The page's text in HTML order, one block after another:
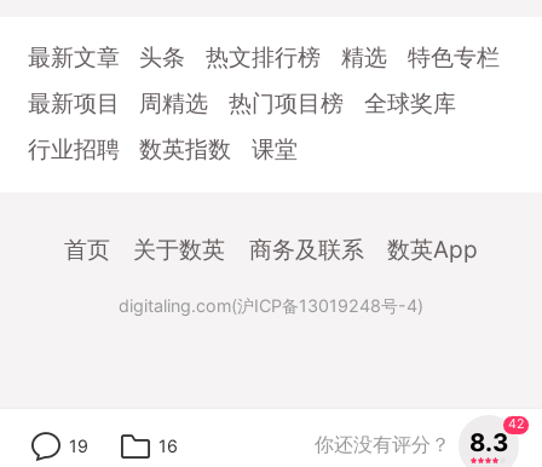
19 16 你还没有评分？ 8.3
42
最新文章 头条 热文排行榜 精选
特色专栏
最新项目
周精选 热门项目榜
全球奖库
行业招聘
数英指数 课堂
首页 关于数英 商务及联系 数英App
digitaling.com(沪ICP备13019248号-4)